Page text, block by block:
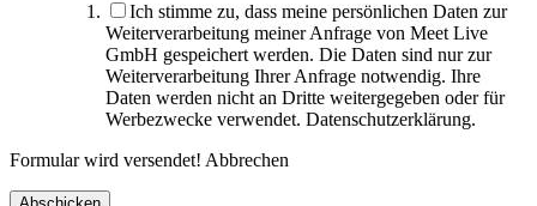
Ich stimme zu, dass meine persönlichen Daten zur
Weiterverarbeitung meiner Anfrage von Meet Live
GmbH gespeichert werden. Die Daten sind nur zur
Weiterverarbeitung Ihrer Anfrage notwendig. Ihre
Daten werden nicht an Dritte weitergegeben oder für
Werbezwecke verwendet. Datenschutzerklärung.
Formular wird versendet! Abbrechen